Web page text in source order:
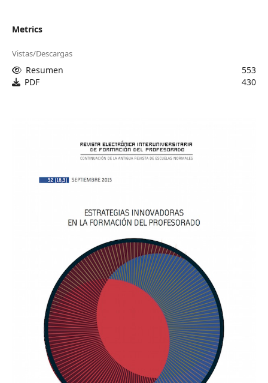
Metrics
Vistas/Descargas
Resumen
553
PDF
430